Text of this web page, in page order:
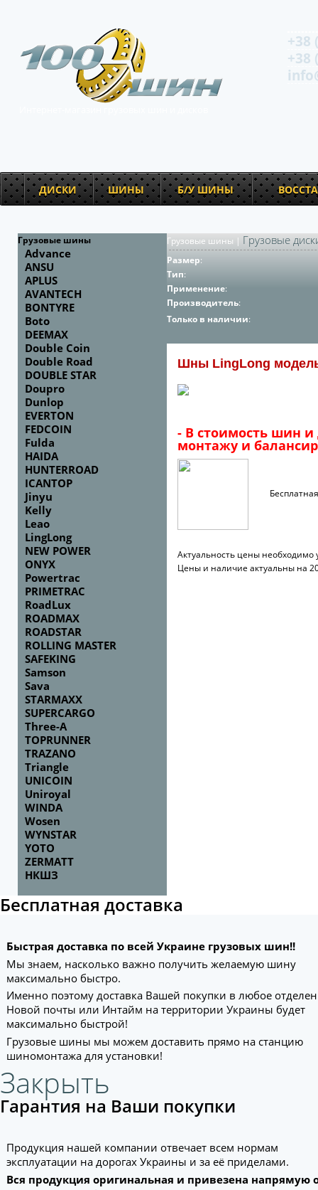
+38
+38
ДИСКИ ШИНЫ Б/У ШИНЫ
Грузовые шины
Advance
ANSU
APLUS
AVANTECH
BONTYRE
Boto
DEEMAX
Double Coin
Double Road
DOUBLE STAR
Doupro
Dunlop
EVERTON
FEDCOIN
Fulda
HAIDA
HUNTERROAD
ICANTOP
Jinyu
Kelly
Leao
LingLong
NEW POWER
ONYX
Powertrac
PRIMETRAC
RoadLux
ROADMAX
ROADSTAR
ROLLING MASTER
SAFEKING
Samson
Sava
STARMAXX
SUPERCARGO
Three-A
TOPRUNNER
TRAZANO
Triangle
UNICOIN
Uniroyal
WINDA
Wosen
WYNSTAR
YOTO
ZERMATT
НКШЗ
Грузовые шины | Грузовые
Размер:
Тип:
Применение:
Производитель:
Только в наличии:
Шны LingLong
- В стоимость шин и
монтажу и
Бесплатная
Актуальность цены необходимо
Цены и наличие актуальны на
Бесплатная доставка
Быстрая доставка по всей Украине грузовых шин!!
Мы знаем, насколько важно получить желаемую шину
максимально быстро.
Именно поэтому доставка Вашей покупки в любое
Новой почты или Интайм на территории Украины будет
максимально быстрой!
Грузовые шины мы можем доставить прямо на станцию
шиномонтажа для установки!
Закрыть
Гарантия на Ваши покупки
Продукция нашей компании отвечает всем нормам
эксплуатации на дорогах Украины и за её приделами.
Вся продукция оригинальная и привезена напрямую